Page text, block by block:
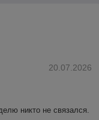
20.07.2026
никто не связался.